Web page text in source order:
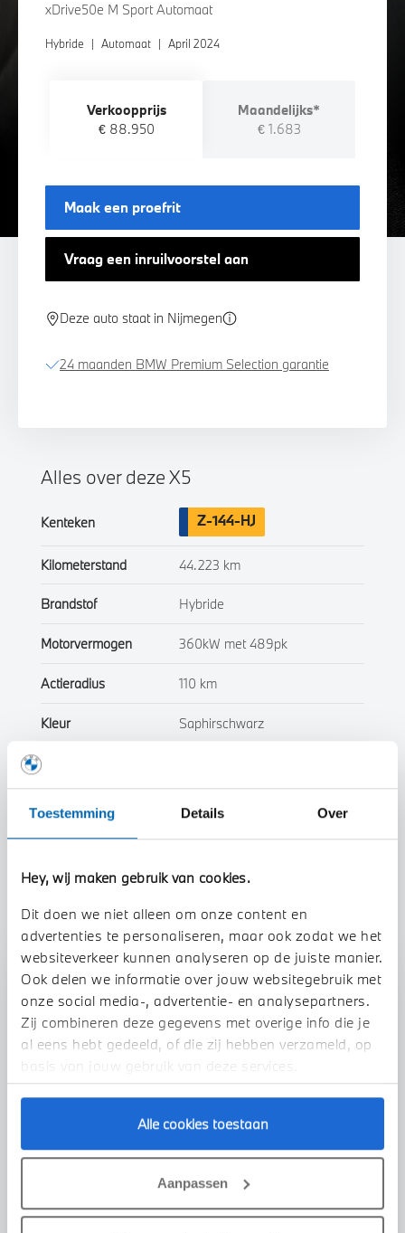
Toestemming Details Over
Hey, wij maken gebruik van cookies.
Dit doen we niet alleen om onze content en
advertenties te personaliseren, maar ook zodat we het
websiteverkeer kunnen analyseren op de juiste manier.
Ook delen we informatie over jouw websitegebruik met
onze social media-, advertentie- en analysepartners.
Zij combineren deze gegevens met overige info die je
al eens hebt gedeeld, of die zij hebben verzameld, op
basis van jouw gebruik van deze services.
Alle cookies toestaan
Aanpassen
xDrive50e M Sport Automaat
Hybride | Automaat | April 2024
Verkoopprijs
€ 88.950
Maandelijks*
€ 1.683
Maak een proefrit
Vraag een inruilvoorstel aan
Deze auto staat in Nijmegen
24 maanden BMW Premium Selection garantie
Stap 1 van 3
Uw auto inruilen?
Voorstel aanvragen
Alles over deze X5
Kenteken Z-144-HJ
Kilometerstand 44.223 km
Brandstof Hybride
Motorvermogen 360kW met 489pk
Actieradius 110 km
Kleur Saphirschwarz
Interieur
Toon alle eigenschappen